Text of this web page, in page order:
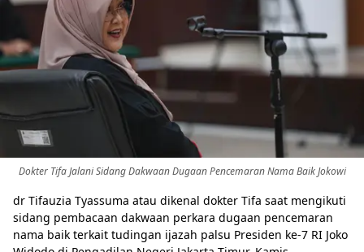
Dokter Tifa Jalani Sidang Dakwaan Dugaan Pencemaran Nama Baik Jokowi
dr Tifauzia Tyassuma atau dikenal dokter Tifa saat mengikuti
sidang pembacaan dakwaan perkara dugaan pencemaran
nama baik terkait tudingan ijazah palsu Presiden ke-7 RI Joko